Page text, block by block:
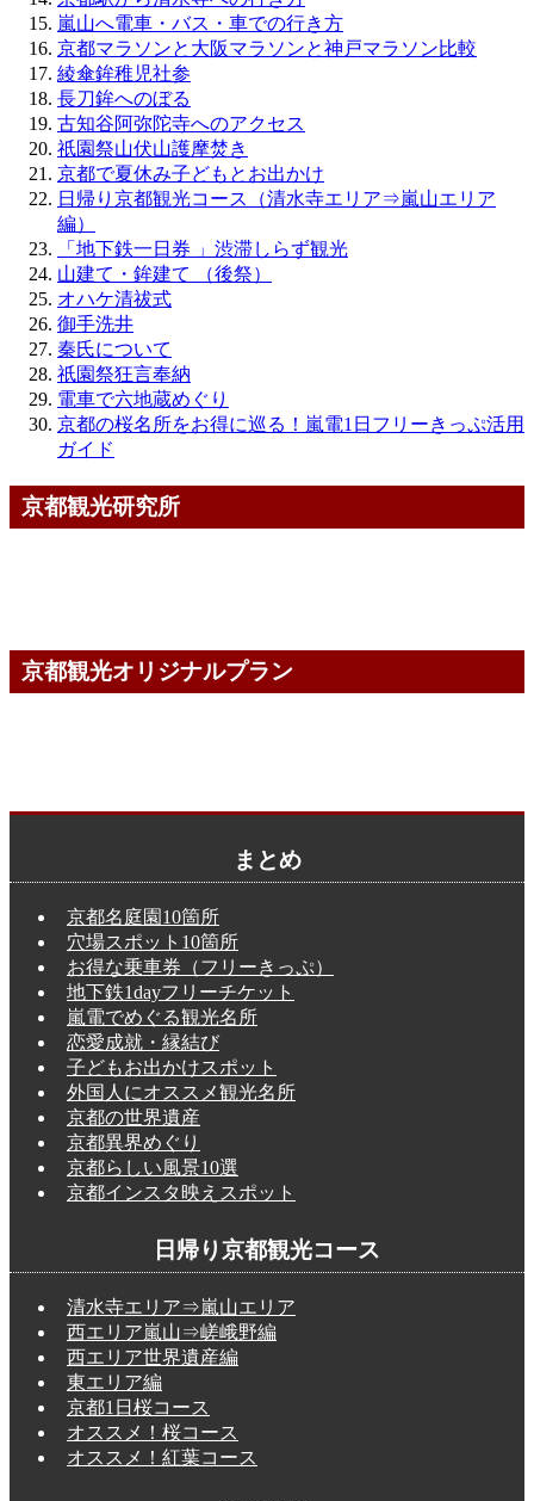
嵐山へ電車・バス・車での行き方
京都マラソンと大阪マラソンと神戸マラソン比較
綾傘鉾稚児社参
長刀鉾へのぼる
古知谷阿弥陀寺へのアクセス
祇園祭山伏山護摩焚き
京都で夏休み子どもとお出かけ
日帰り京都観光コース（清水寺エリア⇒嵐山エリア
編）
「地下鉄一日券 」渋滞しらず観光
山建て・鉾建て （後祭）
オハケ清祓式
御手洗井
秦氏について
祇園祭狂言奉納
電車で六地蔵めぐり
京都の桜名所をお得に巡る！嵐電1日フリーきっぷ活用
ガイド
京都観光研究所
京都観光オリジナルプラン
まとめ
京都名庭園10箇所
穴場スポット10箇所
お得な乗車券（フリーきっぷ）
地下鉄1dayフリーチケット
嵐電でめぐる観光名所
恋愛成就・縁結び
子どもお出かけスポット
外国人にオススメ観光名所
京都の世界遺産
京都異界めぐり
京都らしい風景10選
京都インスタ映えスポット
日帰り京都観光コース
清水寺エリア⇒嵐山エリア
西エリア嵐山⇒嵯峨野編
西エリア世界遺産編
東エリア編
京都1日桜コース
オススメ！桜コース
オススメ！紅葉コース